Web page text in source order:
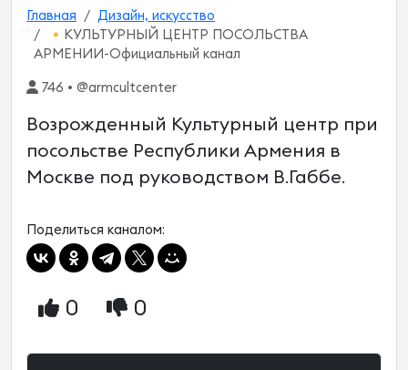
Главная
Дизайн, искусство
🔸КУЛЬТУРНЫЙ ЦЕНТР ПОСОЛЬСТВА
АРМЕНИИ-Официальный канал
746 • @armcultcenter
Возрожденный Культурный центр при
посольстве Республики Армения в
Москве под руководством В.Габбе.
Поделиться каналом:
0 0